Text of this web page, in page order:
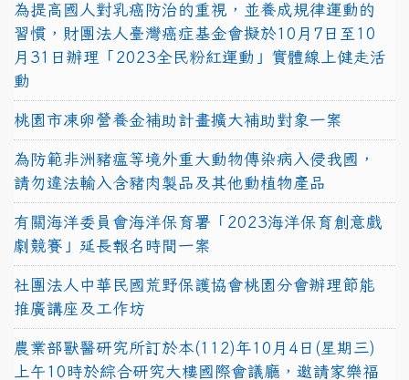
為提高國人對乳癌防治的重視，並養成規律運動的
習慣，財團法人臺灣癌症基金會擬於10月7日至10
月31日辦理「2023全民粉紅運動」實體線上健走活
動
桃園市凍卵營養金補助計畫擴大補助對象一案
為防範非洲豬瘟等境外重大動物傳染病入侵我國，
請勿違法輸入含豬肉製品及其他動植物產品
有關海洋委員會海洋保育署「2023海洋保育創意戲
劇競賽」延長報名時間一案
社團法人中華民國荒野保護協會桃園分會辦理節能
推廣講座及工作坊
農業部獸醫研究所訂於本(112)年10月4日(星期三)
上午10時於綜合研究大樓國際會議廳，邀請家樂福